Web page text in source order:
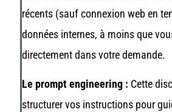
récents (sauf connexion web en
données internes, à moins que
directement dans votre demande.
Le prompt engineering : Cette
structurer vos instructions pour